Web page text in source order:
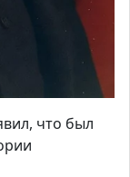
что был